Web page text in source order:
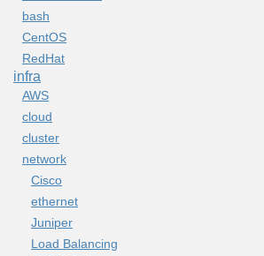
bash
CentOS
RedHat
infra
AWS
cloud
cluster
network
Cisco
ethernet
Juniper
Load Balancing